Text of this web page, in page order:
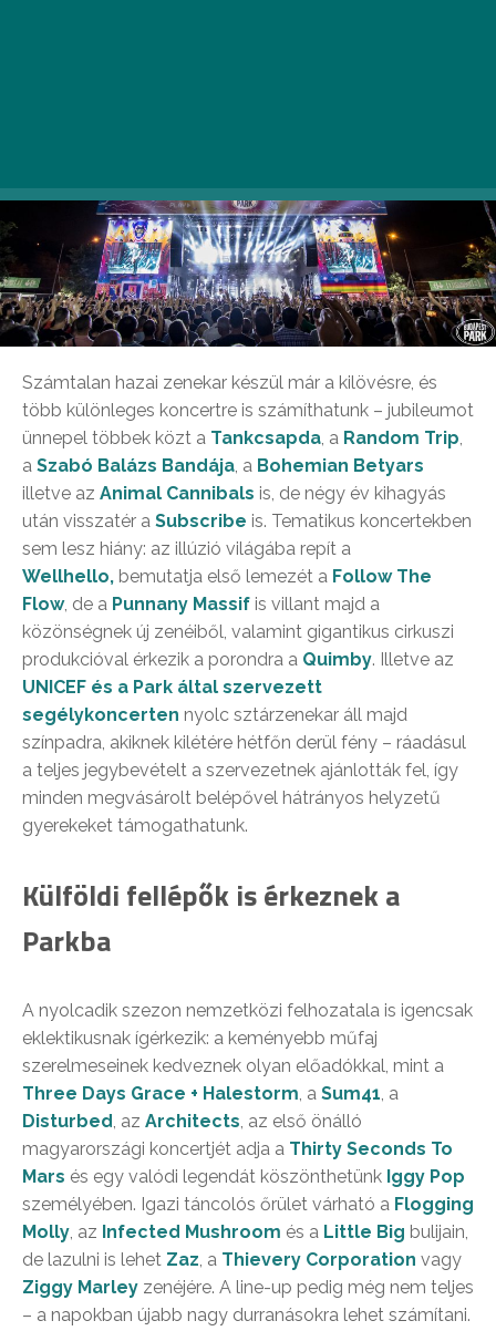
Számtalan hazai zenekar készül már a kilövésre, és
több különleges koncertre is számíthatunk – jubileumot
ünnepel többek közt a Tankcsapda, a Random Trip,
a Szabó Balázs Bandája, a Bohemian Betyars
illetve az Animal Cannibals is, de négy év kihagyás
után visszatér a Subscribe is. Tematikus koncertekben
sem lesz hiány: az illúzió világába repít a
Wellhello, bemutatja első lemezét a Follow The
Flow, de a Punnany Massif is villant majd a
közönségnek új zenéiből, valamint gigantikus cirkuszi
produkcióval érkezik a porondra a Quimby. Illetve az
UNICEF és a Park által szervezett
segélykoncerten nyolc sztárzenekar áll majd
színpadra, akiknek kilétére hétfőn derül fény – ráadásul
a teljes jegybevételt a szervezetnek ajánlották fel, így
minden megvásárolt belépővel hátrányos helyzetű
gyerekeket támogathatunk.
Külföldi fellépők is érkeznek a
Parkba
A nyolcadik szezon nemzetközi felhozatala is igencsak
eklektikusnak ígérkezik: a keményebb műfaj
szerelmeseinek kedveznek olyan előadókkal, mint a
Three Days Grace + Halestorm, a Sum41, a
Disturbed, az Architects, az első önálló
magyarországi koncertjét adja a Thirty Seconds To
Mars és egy valódi legendát köszönthetünk Iggy Pop
személyében. Igazi táncolós őrület várható a Flogging
Molly, az Infected Mushroom és a Little Big bulijain,
de lazulni is lehet Zaz, a Thievery Corporation vagy
Ziggy Marley zenéjére. A line-up pedig még nem teljes
– a napokban újabb nagy durranásokra lehet számítani.